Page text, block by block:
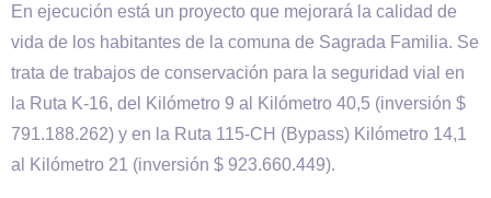
En ejecución está un proyecto que mejorará la calidad de
vida de los habitantes de la comuna de Sagrada Familia. Se
trata de trabajos de conservación para la seguridad vial en
la Ruta K-16, del Kilómetro 9 al Kilómetro 40,5 (inversión $
791.188.262) y en la Ruta 115-CH (Bypass) Kilómetro 14,1
al Kilómetro 21 (inversión $ 923.660.449).